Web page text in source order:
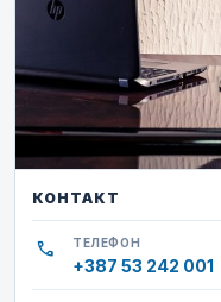
КОНТАКТ
call ТЕЛЕФОН
+387 53 242 001